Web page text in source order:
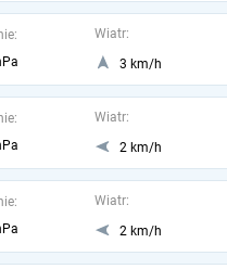
Wiatr:
3 km/h
Wiatr:
2 km/h
Wiatr:
2 km/h